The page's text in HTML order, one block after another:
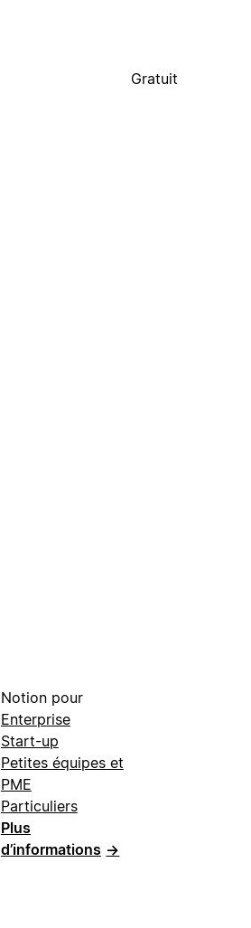
Gratuit
Notion pour
Enterprise
Start-up
Petites équipes et
PME
Particuliers
Plus
d’informations →